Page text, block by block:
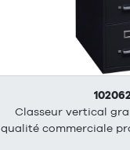
Classeur vertical
qualité commerciale